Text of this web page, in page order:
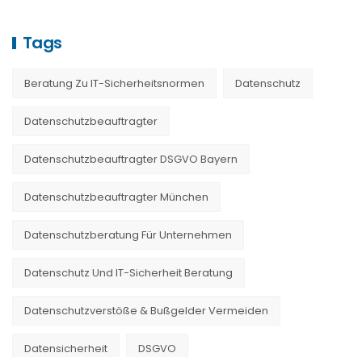
Tags
Beratung Zu IT-Sicherheitsnormen Datenschutz
Datenschutzbeauftragter
Datenschutzbeauftragter DSGVO Bayern
Datenschutzbeauftragter München
Datenschutzberatung Für Unternehmen
Datenschutz Und IT-Sicherheit Beratung
Datenschutzverstöße & Bußgelder Vermeiden
Datensicherheit DSGVO